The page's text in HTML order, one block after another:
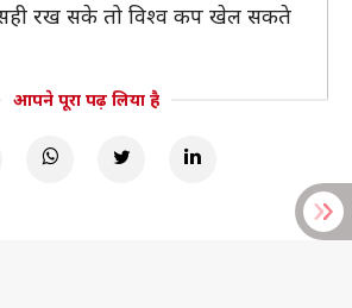
रख सके तो विश्व कप खेल सकते
आपने पूरा पढ़ लिया है